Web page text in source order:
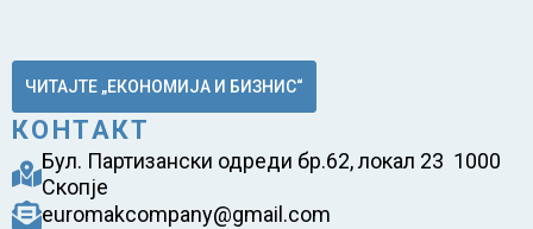
ЧИТАЈТЕ „ЕКОНОМИЈА И БИЗНИС“
КОНТАКТ
Бул. Партизански одреди бр.62, локал 23 1000
Скопје
euromakcompany@gmail.com